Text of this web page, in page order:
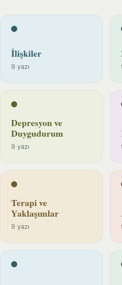
İlişkiler
9 yazı
Depresyon ve
Duygudurum
9 yazı
Terapi ve
Yaklaşımlar
9 yazı